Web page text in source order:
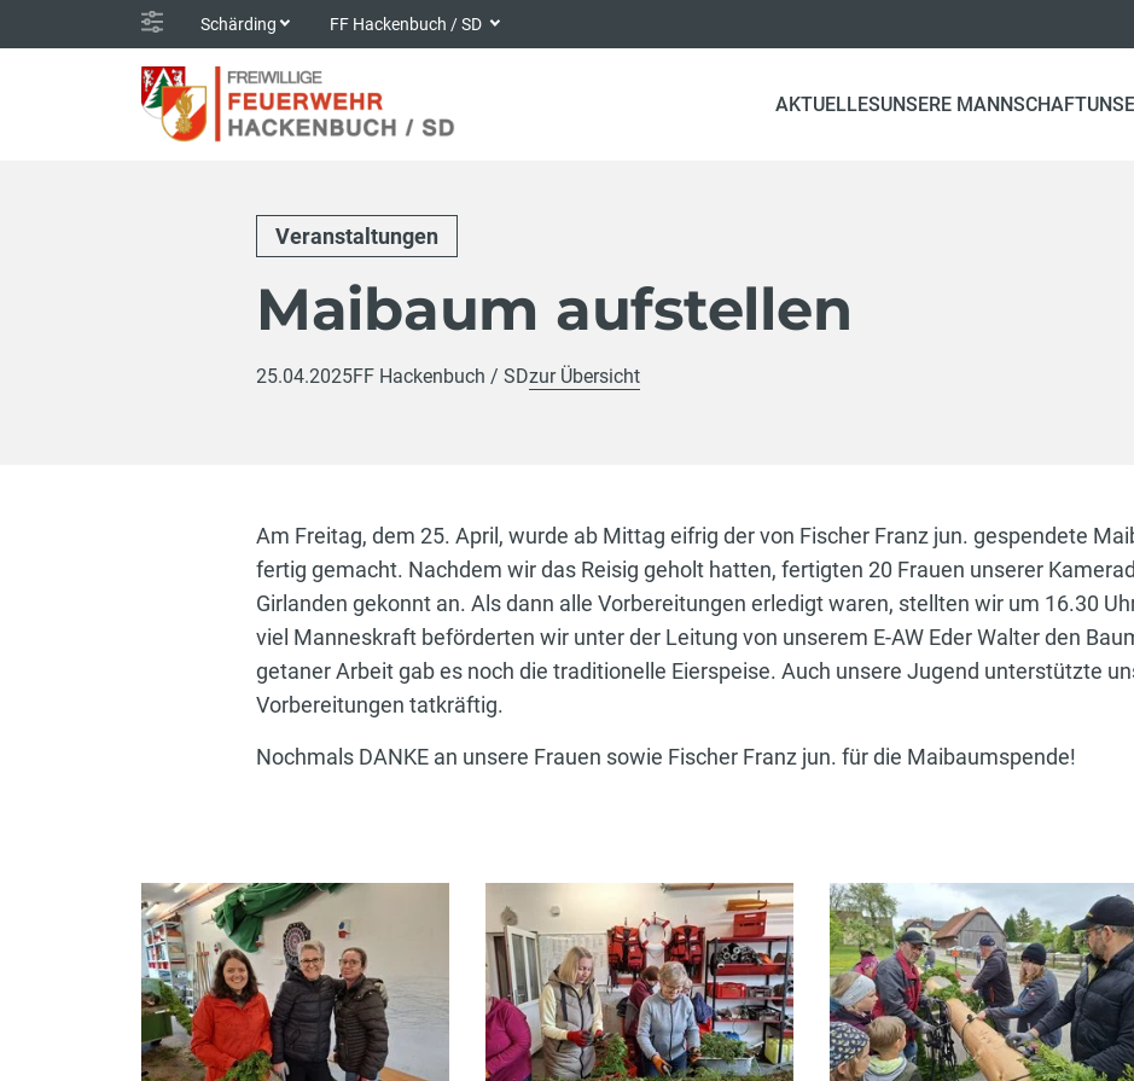
Schärding FF Hackenbuch / SD
AKTUELLESUNSERE MANNSCHAFT
Veranstaltungen
Maibaum aufstellen
25.04.2025FF Hackenbuch / SDzur Übersicht
Am Freitag, dem 25. April, wurde ab Mittag eifrig der von Fischer Franz jun. gespendete
fertig gemacht. Nachdem wir das Reisig geholt hatten, fertigten 20 Frauen unserer
Girlanden gekonnt an. Als dann alle Vorbereitungen erledigt waren, stellten wir um 16.30
viel Manneskraft beförderten wir unter der Leitung von unserem E-AW Eder Walter den
getaner Arbeit gab es noch die traditionelle Eierspeise. Auch unsere Jugend unterstützte
Vorbereitungen tatkräftig.
Nochmals DANKE an unsere Frauen sowie Fischer Franz jun. für die Maibaumspende!